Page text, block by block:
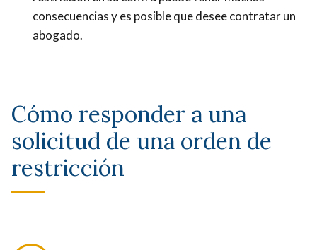
consecuencias y es posible que desee contratar un
abogado.
Cómo responder a una
solicitud de una orden de
restricción